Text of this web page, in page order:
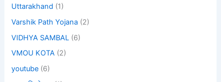
Uttarakhand (1)
Varshik Path Yojana (2)
VIDHYA SAMBAL (6)
VMOU KOTA (2)
youtube (6)